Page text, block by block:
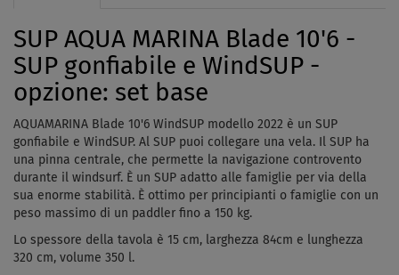
SUP AQUA MARINA Blade 10'6 -
SUP gonfiabile e WindSUP -
opzione: set base
AQUAMARINA Blade 10'6 WindSUP modello 2022 è un SUP
gonfiabile e WindSUP. Al SUP puoi collegare una vela. Il SUP ha
una pinna centrale, che permette la navigazione controvento
durante il windsurf. È un SUP adatto alle famiglie per via della
sua enorme stabilità. È ottimo per principianti o famiglie con un
peso massimo di un paddler fino a 150 kg.
Lo spessore della tavola è 15 cm, larghezza 84cm e lunghezza
320 cm, volume 350 l.